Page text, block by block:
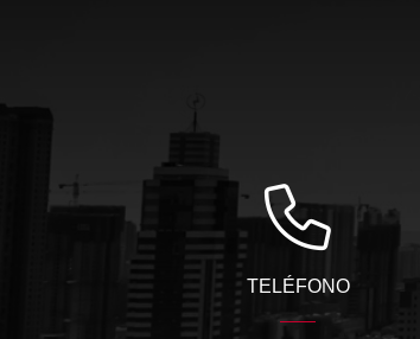
TELÉFONO